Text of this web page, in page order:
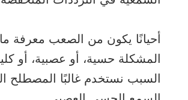
أحيانًا يكون من الصعب معرفة
المشكلة حسية، أو عصبية، أو
السبب نستخدم غالبًا المصطلح